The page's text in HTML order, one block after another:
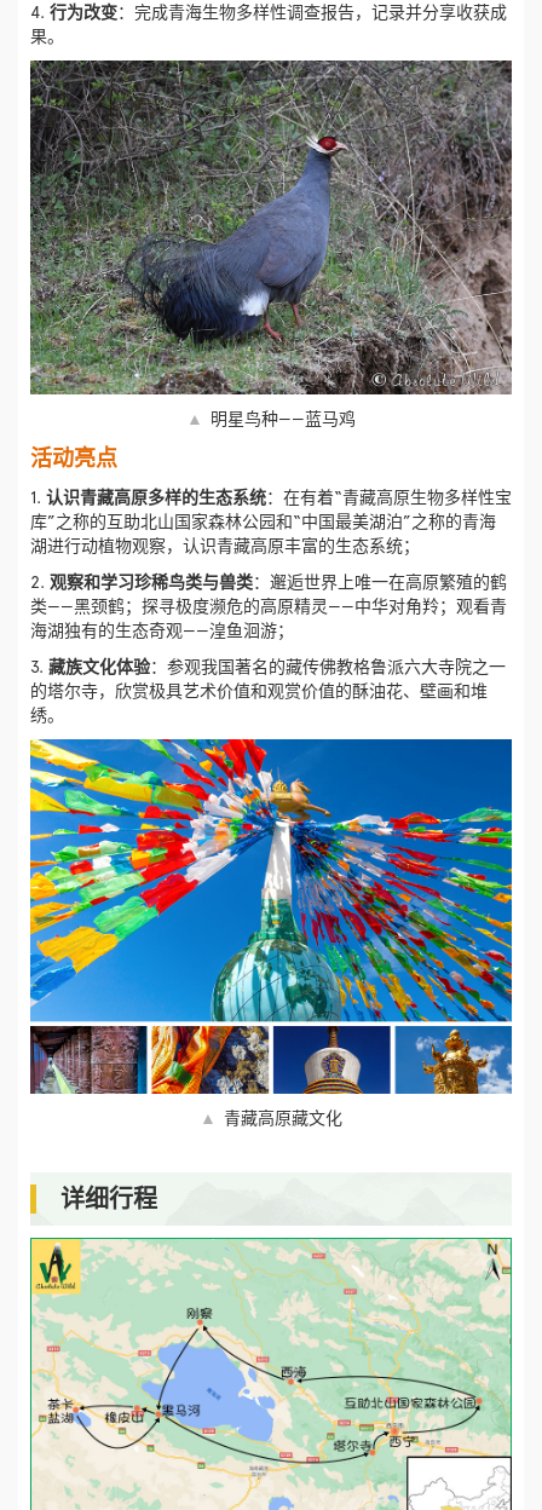
4. 行为改变：完成青海生物多样性调查报告，记录并分享收获成
果。
▲ 明星鸟种——蓝马鸡
活动亮点
1. 认识青藏高原多样的生态系统：在有着“青藏高原生物多样性宝
库”之称的互助北山国家森林公园和“中国最美湖泊”之称的青海
湖进行动植物观察，认识青藏高原丰富的生态系统；
2. 观察和学习珍稀鸟类与兽类：邂逅世界上唯一在高原繁殖的鹤
类——黑颈鹤；探寻极度濒危的高原精灵——中华对角羚；观看青
海湖独有的生态奇观——湟鱼洄游；
3. 藏族文化体验：参观我国著名的藏传佛教格鲁派六大寺院之一
的塔尔寺，欣赏极具艺术价值和观赏价值的酥油花、壁画和堆
绣。
▲ 青藏高原藏文化
详细行程